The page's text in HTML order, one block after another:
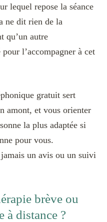
lequel repose la séance
ne dit rien de la
qu’un autre
l’accompagner à cet
gratuit sert
amont, et vous orienter
la plus adaptée si
pour vous.
un avis ou un suivi
brève ou
à distance ?